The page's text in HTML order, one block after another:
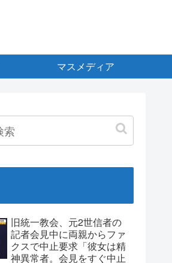
マスメディア
旧統一教会、元2世信者の
記者会見中に両親からファ
クスで中止要求「彼女は精
神異常者。会見をすぐ中止